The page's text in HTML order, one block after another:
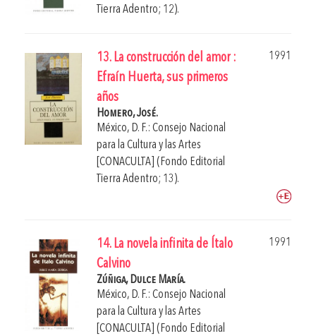
Tierra Adentro; 12).
13. La construcción del amor :
Efraín Huerta, sus primeros
años
1991
Homero, José.
México, D. F.: Consejo Nacional
para la Cultura y las Artes
[CONACULTA] (Fondo Editorial
Tierra Adentro; 13).
14. La novela infinita de Ítalo
Calvino
1991
Zúñiga, Dulce María.
México, D. F.: Consejo Nacional
para la Cultura y las Artes
[CONACULTA] (Fondo Editorial